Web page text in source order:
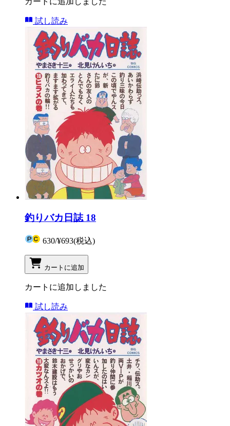
試し読み
釣りバカ日誌 18
630/¥693(税込)
カートに追加
カートに追加しました
試し読み